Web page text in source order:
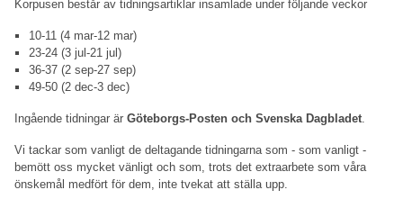
Korpusen består av tidningsartiklar insamlade under följande veckor
10-11 (4 mar-12 mar)
23-24 (3 jul-21 jul)
36-37 (2 sep-27 sep)
49-50 (2 dec-3 dec)
Ingående tidningar är Göteborgs-Posten och Svenska Dagbladet.
Vi tackar som vanligt de deltagande tidningarna som - som vanligt -
bemött oss mycket vänligt och som, trots det extraarbete som våra
önskemål medfört för dem, inte tvekat att ställa upp.